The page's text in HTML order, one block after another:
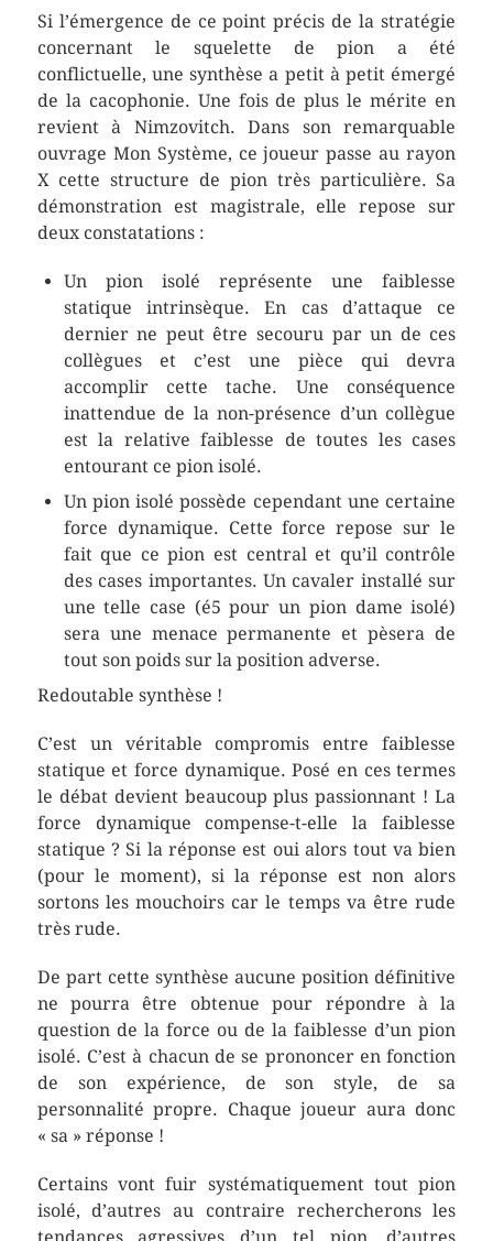
Si l’émergence de ce point précis de la stratégie
concernant le squelette de pion a été
conflictuelle, une synthèse a petit à petit émergé
de la cacophonie. Une fois de plus le mérite en
revient à Nimzovitch. Dans son remarquable
ouvrage Mon Système, ce joueur passe au rayon
X cette structure de pion très particulière. Sa
démonstration est magistrale, elle repose sur
deux constatations :
Un pion isolé représente une faiblesse
statique intrinsèque. En cas d’attaque ce
dernier ne peut être secouru par un de ces
collègues et c’est une pièce qui devra
accomplir cette tache. Une conséquence
inattendue de la non-présence d’un collègue
est la relative faiblesse de toutes les cases
entourant ce pion isolé.
Un pion isolé possède cependant une certaine
force dynamique. Cette force repose sur le
fait que ce pion est central et qu’il contrôle
des cases importantes. Un cavaler installé sur
une telle case (é5 pour un pion dame isolé)
sera une menace permanente et pèsera de
tout son poids sur la position adverse.
Redoutable synthèse !
C’est un véritable compromis entre faiblesse
statique et force dynamique. Posé en ces termes
le débat devient beaucoup plus passionnant ! La
force dynamique compense-t-elle la faiblesse
statique ? Si la réponse est oui alors tout va bien
(pour le moment), si la réponse est non alors
sortons les mouchoirs car le temps va être rude
très rude.
De part cette synthèse aucune position définitive
ne pourra être obtenue pour répondre à la
question de la force ou de la faiblesse d’un pion
isolé. C’est à chacun de se prononcer en fonction
de son expérience, de son style, de sa
personnalité propre. Chaque joueur aura donc
« sa » réponse !
Certains vont fuir systématiquement tout pion
isolé, d’autres au contraire rechercherons les